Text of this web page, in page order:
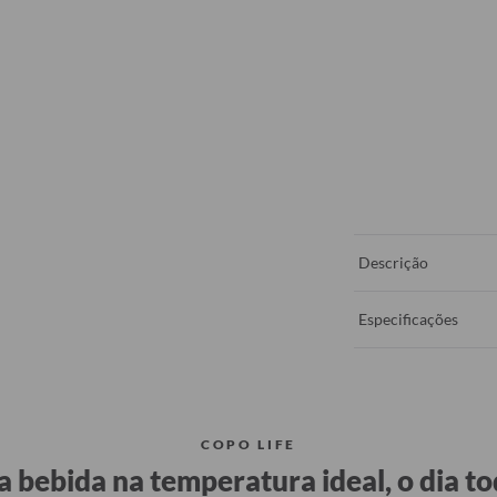
Descrição
Especificações
COPO LIFE
bebida na temperatura ideal, o dia